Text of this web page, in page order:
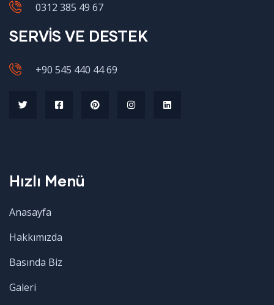
0312 385 49 67
SERVİS VE DESTEK
+90 545 440 44 69
Hızlı Menü
Anasayfa
Hakkımızda
Basında Biz
Galeri